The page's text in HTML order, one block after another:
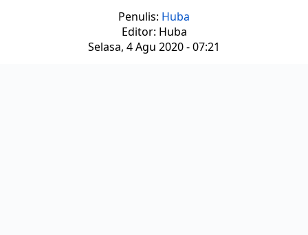
Penulis: Huba
Editor: Huba
Selasa, 4 Agu 2020 - 07:21